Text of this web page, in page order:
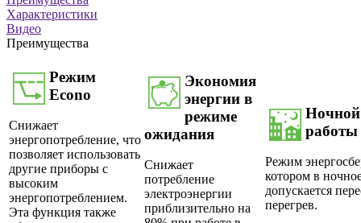
Характеристики
Видео
Преимущества
Режим
Еcono
Снижает
энергопотребление, что
позволяет использовать
другие приборы с
высоким
энергопотреблением.
Эта функция также
Экономия
энергии в
режиме
ожидания
Снижает
потребление
электроэнергии
приблизительно на
работы
Режим
котором в
допускается
перегрев.